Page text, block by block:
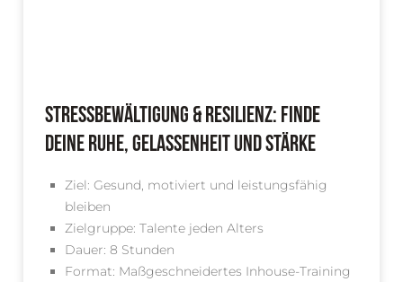
Stressbewältigung & Resilienz: Finde
deine Ruhe, Gelassenheit und Stärke
Ziel: Gesund, motiviert und leistungsfähig
bleiben
Zielgruppe: Talente jeden Alters
Dauer: 8 Stunden
Format: Maßgeschneidertes Inhouse-Training